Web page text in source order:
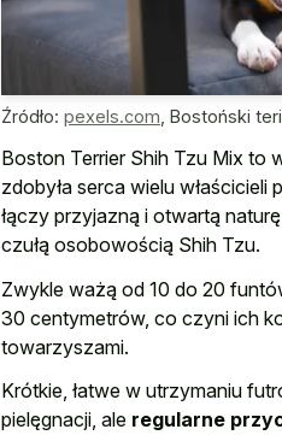
Źródło: pexels.com Bostoński
Boston Terrier Shih Tzu Mix to
zdobyła serca wielu
łączy przyjazną i otwartą
czułą osobowością Shih Tzu.
Zwykle ważą od 10 do 20
30 centymetrów, co czyni ich
towarzyszami.
Krótkie, łatwe w utrzymaniu
pielęgnacji, ale regularne